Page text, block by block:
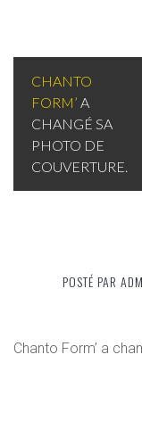
CHANTO
FORM’ A
CHANGÉ SA
PHOTO DE
COUVERTURE.
POSTÉ PAR
Chanto Form’ a